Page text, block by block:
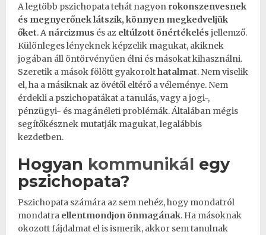
A legtöbb pszichopata tehát nagyon rokonszenvesnek
és megnyerőnek látszik, könnyen megkedveljük
őket. A nárcizmus és az eltúlzott önértékelés jellemző.
Különleges lényeknek képzelik magukat, akiknek
jogában áll öntörvényűen élni és másokat kihasználni.
Szeretik a mások fölött gyakorolthatalmat. Nem viselik
el, ha a másiknak az övétől eltérő a véleménye. Nem
érdekli a pszichopatákat a tanulás, vagy a jogi-,
pénzügyi- és magánéleti problémák. Általában mégis
segítőkésznek mutatják magukat, legalábbis
kezdetben.
Hogyan kommunikál egy
pszichopata?
Pszichopata számára az sem nehéz, hogy mondatról
mondatra ellentmondjon önmagának. Ha másoknak
okozott fájdalmat el is ismerik, akkor sem tanulnak